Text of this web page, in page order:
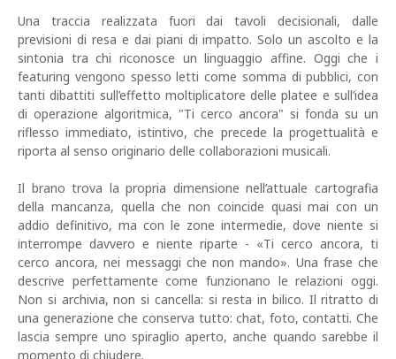
Una traccia realizzata fuori dai tavoli decisionali, dalle
previsioni di resa e dai piani di impatto. Solo un ascolto e la
sintonia tra chi riconosce un linguaggio affine. Oggi che i
featuring vengono spesso letti come somma di pubblici, con
tanti dibattiti sull’effetto moltiplicatore delle platee e sull’idea
di operazione algoritmica, "Ti cerco ancora" si fonda su un
riflesso immediato, istintivo, che precede la progettualità e
riporta al senso originario delle collaborazioni musicali.
Il brano trova la propria dimensione nell’attuale cartografia
della mancanza, quella che non coincide quasi mai con un
addio definitivo, ma con le zone intermedie, dove niente si
interrompe davvero e niente riparte - «Ti cerco ancora, ti
cerco ancora, nei messaggi che non mando». Una frase che
descrive perfettamente come funzionano le relazioni oggi.
Non si archivia, non si cancella: si resta in bilico. Il ritratto di
una generazione che conserva tutto: chat, foto, contatti. Che
lascia sempre uno spiraglio aperto, anche quando sarebbe il
momento di chiudere.